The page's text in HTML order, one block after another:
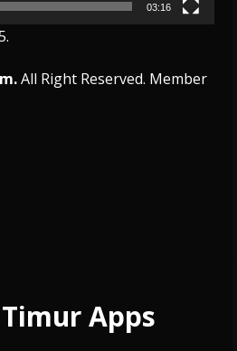
03:16
All Right Reserved. Member
Apps